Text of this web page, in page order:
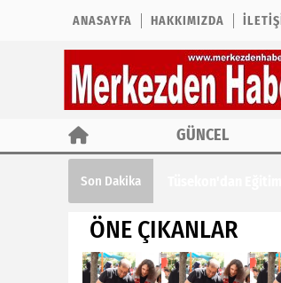
ANASAYFA HAKKIMIZDA
GÜNCEL
Son Dakika
ÖNE ÇIKANLAR